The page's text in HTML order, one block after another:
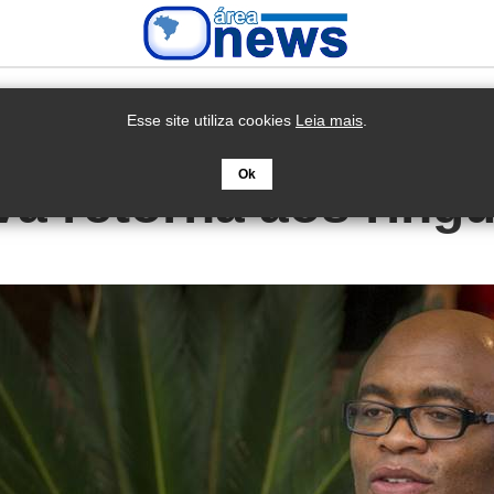
retorna aos
Esse site utiliza cookies Leia mais
Ok